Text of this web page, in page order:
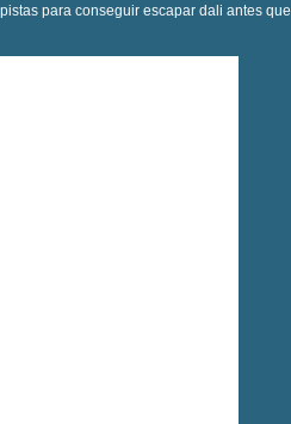
para conseguir escapar dali antes que